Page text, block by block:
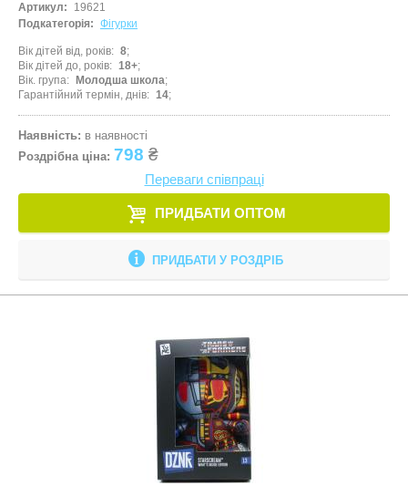
Артикул:
19621
Подкатегорія: Фігурки
Вік дітей від, років
8
Вік дітей до, років
18+
Вік. група
Молодша школа
Гарантійний термін, днів
14
Наявність: в наявності
Роздрібна ціна: 798 ₴
Переваги співпраці
ПРИДБАТИ ОПТОМ
ПРИДБАТИ У РОЗДРІБ